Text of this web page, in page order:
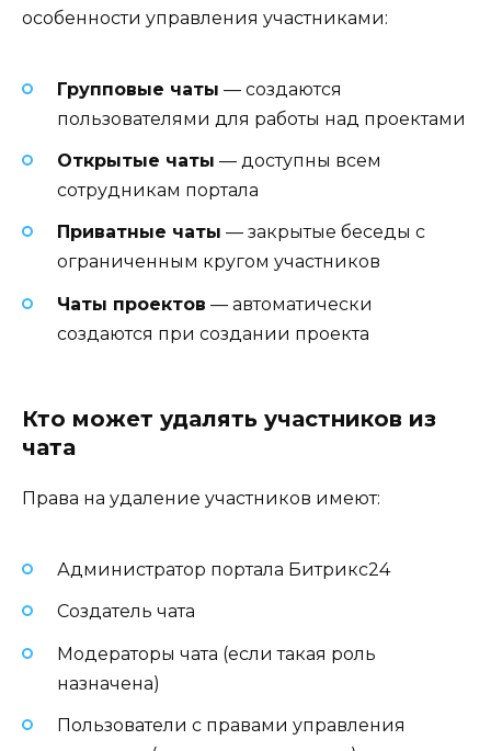
особенности управления участниками:
Групповые чаты — создаются
пользователями для работы над проектами
Открытые чаты — доступны всем
сотрудникам портала
Приватные чаты — закрытые беседы с
ограниченным кругом участников
Чаты проектов — автоматически
создаются при создании проекта
Кто может удалять участников из
чата
Права на удаление участников имеют:
Администратор портала Битрикс24
Создатель чата
Модераторы чата (если такая роль
назначена)
Пользователи с правами управления